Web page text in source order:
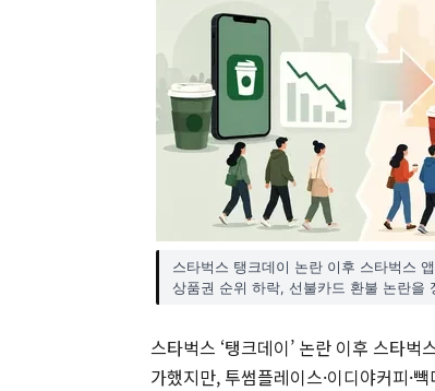
스타벅스 탱크데이 논란 이후 스타벅스
상품권 순위 하락, 선불카드 환불 논란을
스타벅스 ‘탱크데이’ 논란 이후 스타
가했지만, 투썸플레이스·이디야커피·